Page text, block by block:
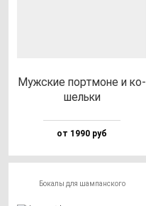
Муж­ские пор­тмо­не и ко­
шель­ки
от 1990 руб
Бокалы для шампанского